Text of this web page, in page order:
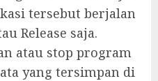
tersebut berjalan
Release saja.
atau stop program
yang tersimpan di